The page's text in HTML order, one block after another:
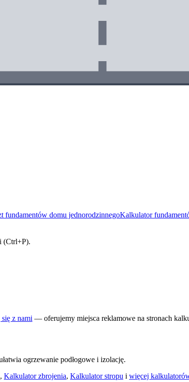
fundamentów domu jednorodzinnegoKalkulator
(Ctrl+P).
z nami — oferujemy miejsca reklamowe na stronach
ogrzewanie podłogowe i izolację.
, Kalkulator zbrojenia, Kalkulator stropu i więcej